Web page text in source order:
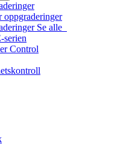
oppgraderinger
Se alle
serien
Control